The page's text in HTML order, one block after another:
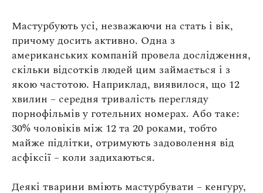
Мастурбують усі, незважаючи на стать і вік,
причому досить активно. Одна з
американських компаній провела дослідження,
скільки відсотків людей цим займається і з
якою частотою. Наприклад, виявилося, що 12
хвилин – середня тривалість перегляду
порнофільмів у готельних номерах. Або таке:
30% чоловіків між 12 та 20 роками, тобто
майже підлітки, отримують задоволення від
асфіксії – коли задихаються.
Деякі тварини вміють мастурбувати – кенгуру,